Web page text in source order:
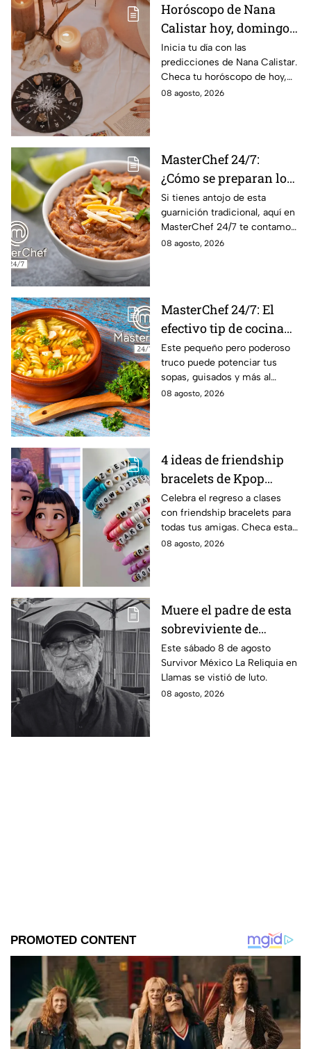
Horóscopo de Nana
Calistar hoy, domingo 9
de agosto: estos signos
tendrán ingresos extra
Inicia tu día con las
predicciones de Nana Calistar.
Checa tu horóscopo de hoy,
domingo 9 de agosto, y
08 agosto, 2026
MasterChef 24/7:
¿Cómo se preparan los
frijoles puercos estilo
Sonora?
Si tienes antojo de esta
guarnición tradicional, aquí en
MasterChef 24/7 te contamos
la receta.
08 agosto, 2026
MasterChef 24/7: El
efectivo tip de cocina
de las abuelas para
darle sabor extra al
caldillo
Este pequeño pero poderoso
truco puede potenciar tus
sopas, guisados y más al
máximo.
08 agosto, 2026
4 ideas de friendship
bracelets de Kpop
Demon Hunters para
intercambiar con tus
mejores amigas este
regreso a clases
Celebra el regreso a clases
con friendship bracelets para
todas tus amigas. Checa estas
4 ideas inspiradas en Kpop
08 agosto, 2026
Muere el padre de esta
sobreviviente de
Survivor México La
Reliquia en Llamas
Este sábado 8 de agosto
Survivor México La Reliquia en
Llamas se vistió de luto.
08 agosto, 2026